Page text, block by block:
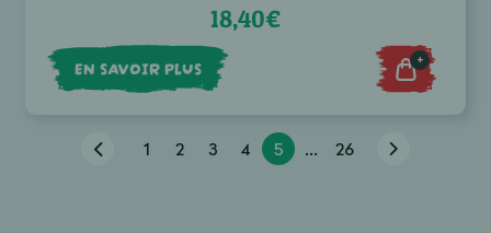
18,40€
EN SAVOIR PLUS +
1 2 3 4 5 ... 26